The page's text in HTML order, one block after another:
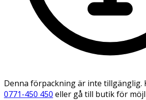
Denna förpackning är inte tillgänglig.
0771-450 450 eller gå till butik för